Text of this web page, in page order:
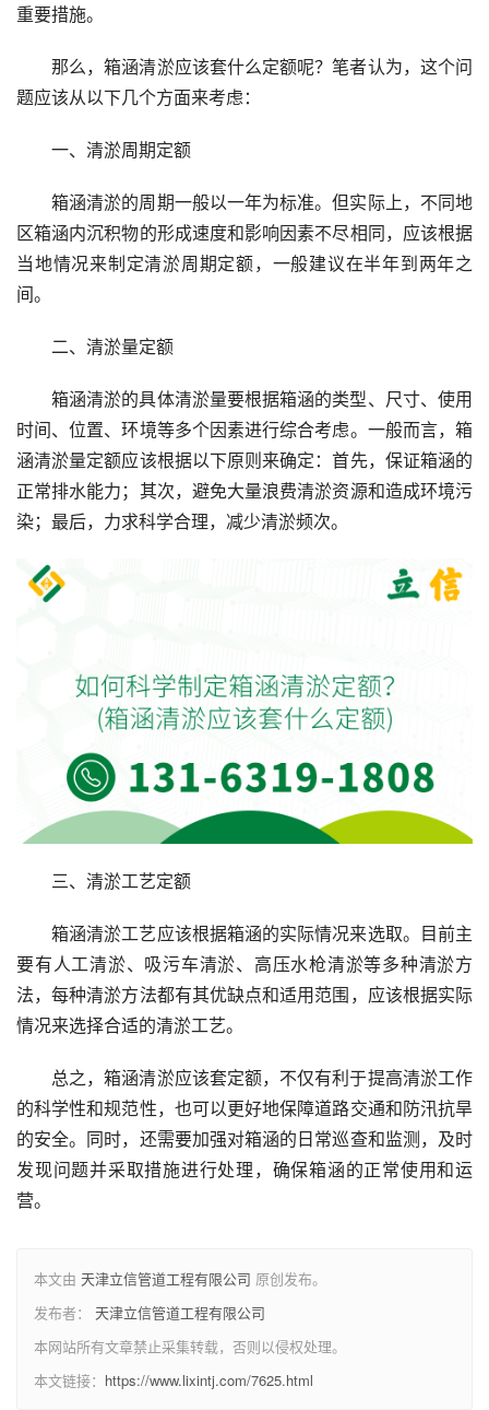
重要措施。
那么，箱涵清淤应该套什么定额呢？笔者认为，这个问
题应该从以下几个方面来考虑：
一、清淤周期定额
箱涵清淤的周期一般以一年为标准。但实际上，不同地
区箱涵内沉积物的形成速度和影响因素不尽相同，应该根据
当地情况来制定清淤周期定额，一般建议在半年到两年之
间。
二、清淤量定额
箱涵清淤的具体清淤量要根据箱涵的类型、尺寸、使用
时间、位置、环境等多个因素进行综合考虑。一般而言，箱
涵清淤量定额应该根据以下原则来确定：首先，保证箱涵的
正常排水能力；其次，避免大量浪费清淤资源和造成环境污
染；最后，力求科学合理，减少清淤频次。
三、清淤工艺定额
箱涵清淤工艺应该根据箱涵的实际情况来选取。目前主
要有人工清淤、吸污车清淤、高压水枪清淤等多种清淤方
法，每种清淤方法都有其优缺点和适用范围，应该根据实际
情况来选择合适的清淤工艺。
总之，箱涵清淤应该套定额，不仅有利于提高清淤工作
的科学性和规范性，也可以更好地保障道路交通和防汛抗旱
的安全。同时，还需要加强对箱涵的日常巡查和监测，及时
发现问题并采取措施进行处理，确保箱涵的正常使用和运
营。
本文由 天津立信管道工程有限公司 原创发布。
发布者： 天津立信管道工程有限公司
本网站所有文章禁止采集转载，否则以侵权处理。
本文链接： https://www.lixintj.com/7625.html